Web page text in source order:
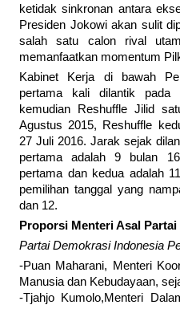
ketidak sinkronan antara
Presiden Jokowi akan sulit
salah satu calon rival
memanfaatkan momentum
Kabinet Kerja di bawah
pertama kali dilantik
kemudian Reshuffle Jilid
Agustus 2015, Reshuffle
27 Juli 2016. Jarak sejak
pertama adalah 9 bulan
pertama dan kedua adalah
pemilihan tanggal yang
dan 12.
Proporsi Menteri Asal
Partai Demokrasi Indonesia
-Puan Maharani, Menteri
Manusia dan Kebudayaan,
-Tjahjo Kumolo,Menteri